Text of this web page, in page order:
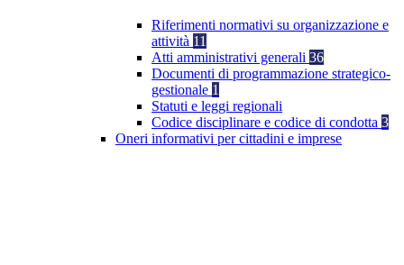
Riferimenti normativi su organizzazione e
attività 11
Atti amministrativi generali 36
Documenti di programmazione strategico-
gestionale 1
Statuti e leggi regionali
Codice disciplinare e codice di condotta 3
Oneri informativi per cittadini e imprese